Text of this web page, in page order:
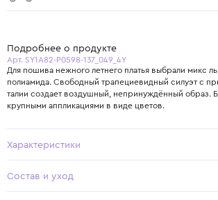
Подробнее о продукте
Арт. SY1A82-P0598-137_049_4Y
Для пошива нежного летнего платья выбрали микс
полиамида. Свободный трапециевидный силуэт с
талии создает воздушный, непринуждённый образ.
Характеристики
Состав и уход